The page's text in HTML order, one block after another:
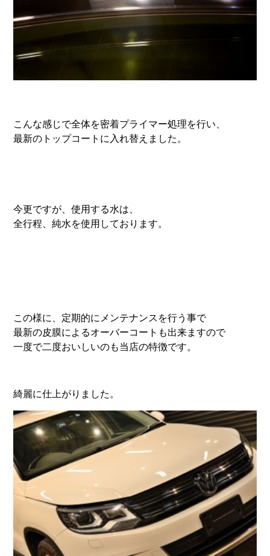
こんな感じで全体を密着プライマー処理を行い、
最新のトップコートに入れ替えました。
今更ですが、使用する水は、
全行程、純水を使用しております。
この様に、定期的にメンテナンスを行う事で
最新の皮膜によるオーバーコートも出来ますので
一度で二度おいしいのも当店の特徴です。
綺麗に仕上がりました。